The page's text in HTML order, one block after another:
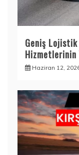
Geniş Lojistik
Hizmetlerinin
Haziran 12,